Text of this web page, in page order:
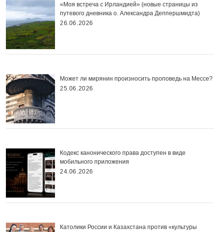
«Моя встреча с Ирландией» (новые страницы из
путевого дневника о. Александра Деппершмидта)
26.06.2026
Может ли мирянин произносить проповедь на Мессе?
25.06.2026
Кодекс канонического права доступен в виде
мобильного приложения
24.06.2026
Католики России и Казахстана против «культуры